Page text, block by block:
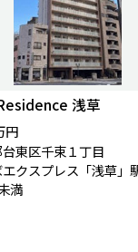
浅草
円
東区千束１丁目
満